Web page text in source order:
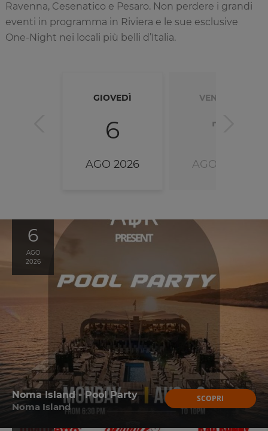
Ravenna, Cesenatico e Pesaro. Non perdere i grandi
eventi in programma in Riviera e le sue esclusive
One-Night nei locali più belli d’Italia.
GIOVEDÌ
6
AGO 2026
VENERDÌ
7
AGO 2026
6
AGO
2026
Noma Island - Pool Party
Noma Island
SCOPRI